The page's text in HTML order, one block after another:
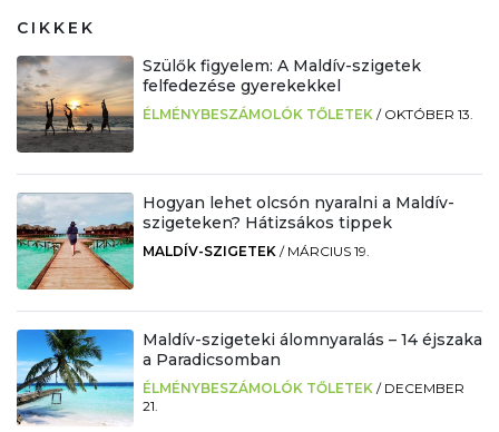
CIKKEK
Szülők figyelem: A Maldív-szigetek
felfedezése gyerekekkel
ÉLMÉNYBESZÁMOLÓK TŐLETEK / OKTÓBER 13.
Hogyan lehet olcsón nyaralni a Maldív-
szigeteken? Hátizsákos tippek
MALDÍV-SZIGETEK / MÁRCIUS 19.
Maldív-szigeteki álomnyaralás – 14 éjszaka
a Paradicsomban
ÉLMÉNYBESZÁMOLÓK TŐLETEK / DECEMBER
21.